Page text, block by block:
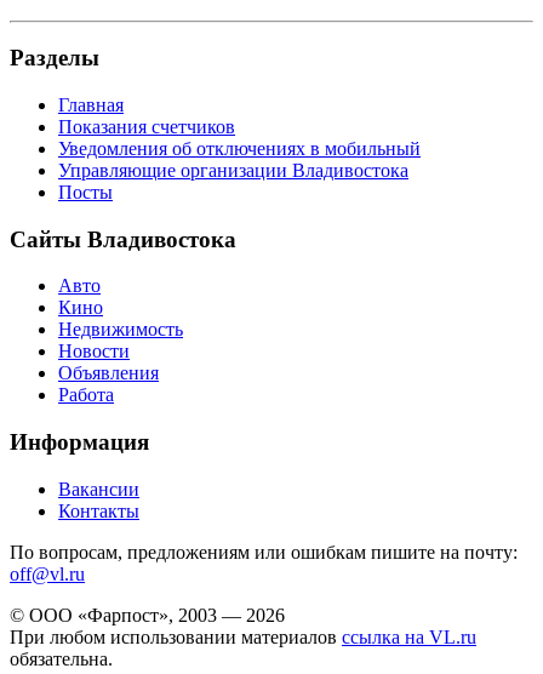
Разделы
Главная
Показания счетчиков
Уведомления об отключениях в мобильный
Управляющие организации Владивостока
Посты
Сайты Владивостока
Авто
Кино
Недвижимость
Новости
Объявления
Работа
Информация
Вакансии
Контакты
По вопросам, предложениям или ошибкам пишите на почту:
off@vl.ru
© ООО «Фарпост», 2003 — 2026
При любом использовании материалов ссылка на VL.ru
обязательна.